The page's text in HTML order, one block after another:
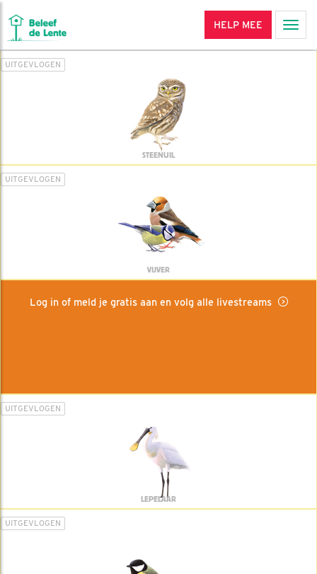
HELP MEE
UITGEVLOGEN
STEENUIL
UITGEVLOGEN
VIJVER
Log in of meld je gratis aan en volg alle livestreams
UITGEVLOGEN
LEPELAAR
UITGEVLOGEN